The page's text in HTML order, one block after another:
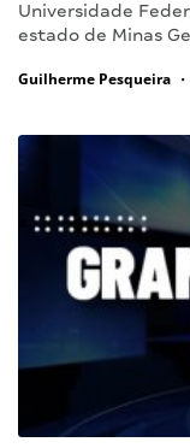
Universidade
estado de Minas
Guilherme Pesqueira •